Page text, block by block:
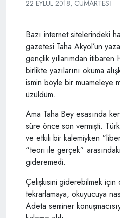
22 EYLÜL 2018, CUMARTESI
Bazı internet sitelerindeki
gazetesi Taha Akyol’un
gençlik yıllarımdan
birlikte yazılarını okuma
ismin böyle bir muameleye
üzüldüm.
Ama Taha Bey esasında
süre önce son vermişti.
ve etkili bir kalemiyken
“teori ile gerçek”
gideremedi.
Çelişkisini giderebilmek için
tekrarlamaya, okuyucuya
Adeta seminer